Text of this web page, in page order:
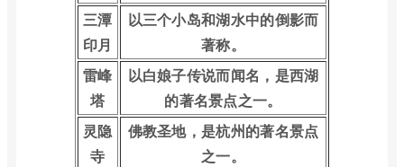
三潭
印月
以三个小岛和湖水中的倒影而
著称。
雷峰
塔
以白娘子传说而闻名，是西湖
的著名景点之一。
灵隐
寺
佛教圣地，是杭州的著名景点
之一。